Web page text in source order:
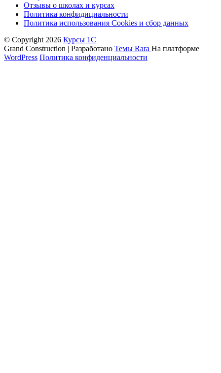
Отзывы о школах и курсах
Политика конфидициальности
Политика использования Cookies и сбор данных
© Copyright 2026 Курсы 1С
Grand Construction | Разработано Темы Rara На платформе
WordPress Политика конфиденциальности